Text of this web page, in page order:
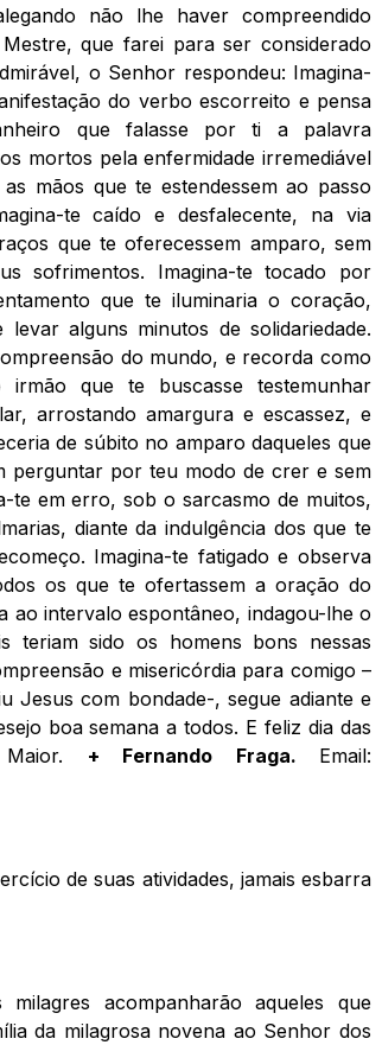
não lhe haver compreendido
que farei para ser considerado
o Senhor respondeu: Imagina-
do verbo escorreito e pensa
que falasse por ti a palavra
mortos pela enfermidade irremediável
mãos que te estendessem ao passo
te caído e desfalecente, na via
que te oferecessem amparo, sem
sofrimentos. Imagina-te tocado por
que te iluminaria o coração,
alguns minutos de solidariedade.
do mundo, e recorda como
que te buscasse testemunhar
arrostando amargura e escassez, e
de súbito no amparo daqueles que
perguntar por teu modo de crer e sem
te em erro, sob o sarcasmo de muitos,
diante da indulgência dos que te
Imagina-te fatigado e observa
os que te ofertassem a oração do
ao intervalo espontâneo, indagou-lhe o
teriam sido os homens bons nessas
e misericórdia para comigo –
Jesus com bondade-, segue adiante e
boa semana a todos. E feliz dia das
+ Fernando Fraga. Email:
de suas atividades, jamais esbarra
acompanharão aqueles que
da milagrosa novena ao Senhor dos